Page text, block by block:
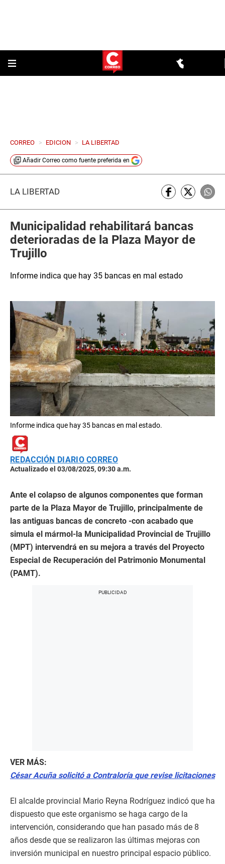
CORREO > EDICION > LA LIBERTAD
Añadir Correo como fuente preferida en
LA LIBERTAD
Municipalidad rehabilitará bancas
deterioradas de la Plaza Mayor de
Trujillo
Informe indica que hay 35 bancas en mal estado
Informe indica que hay 35 bancas en mal estado.
REDACCIÓN DIARIO CORREO
Actualizado el 03/08/2025, 09:30 a.m.
Ante el colapso de algunos componentes que forman
parte de la Plaza Mayor de Trujillo, principalmente de
las antiguas bancas de concreto -con acabado que
simula el mármol-la Municipalidad Provincial de Trujillo
(MPT) intervendrá en su mejora a través del Proyecto
Especial de Recuperación del Patrimonio Monumental
(PAMT).
VER MÁS:
César Acuña solicitó a Contraloría que revise licitaciones
El alcalde provincial Mario Reyna Rodríguez indicó que ha
dispuesto que este organismo se haga cargo de la
intervención, considerando que han pasado más de 8
años desde que se realizaron las últimas mejoras con
inversión municipal en nuestro principal espacio público.